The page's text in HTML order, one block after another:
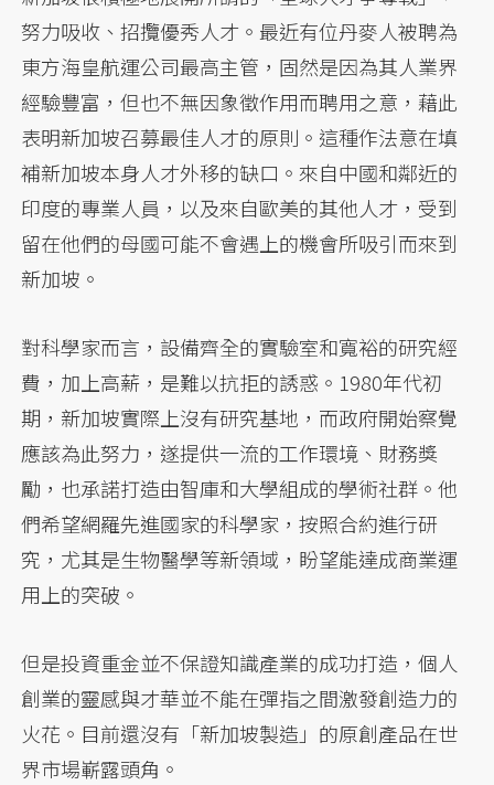
努力吸收、招攬優秀人才。最近有位丹麥人被聘為
東方海皇航運公司最高主管，固然是因為其人業界
經驗豐富，但也不無因象徵作用而聘用之意，藉此
表明新加坡召募最佳人才的原則。這種作法意在填
補新加坡本身人才外移的缺口。來自中國和鄰近的
印度的專業人員，以及來自歐美的其他人才，受到
留在他們的母國可能不會遇上的機會所吸引而來到
新加坡。
對科學家而言，設備齊全的實驗室和寬裕的研究經
費，加上高薪，是難以抗拒的誘惑。1980年代初
期，新加坡實際上沒有研究基地，而政府開始察覺
應該為此努力，遂提供一流的工作環境、財務獎
勵，也承諾打造由智庫和大學組成的學術社群。他
們希望網羅先進國家的科學家，按照合約進行研
究，尤其是生物醫學等新領域，盼望能達成商業運
用上的突破。
但是投資重金並不保證知識產業的成功打造，個人
創業的靈感與才華並不能在彈指之間激發創造力的
火花。目前還沒有「新加坡製造」的原創產品在世
界市場嶄露頭角。